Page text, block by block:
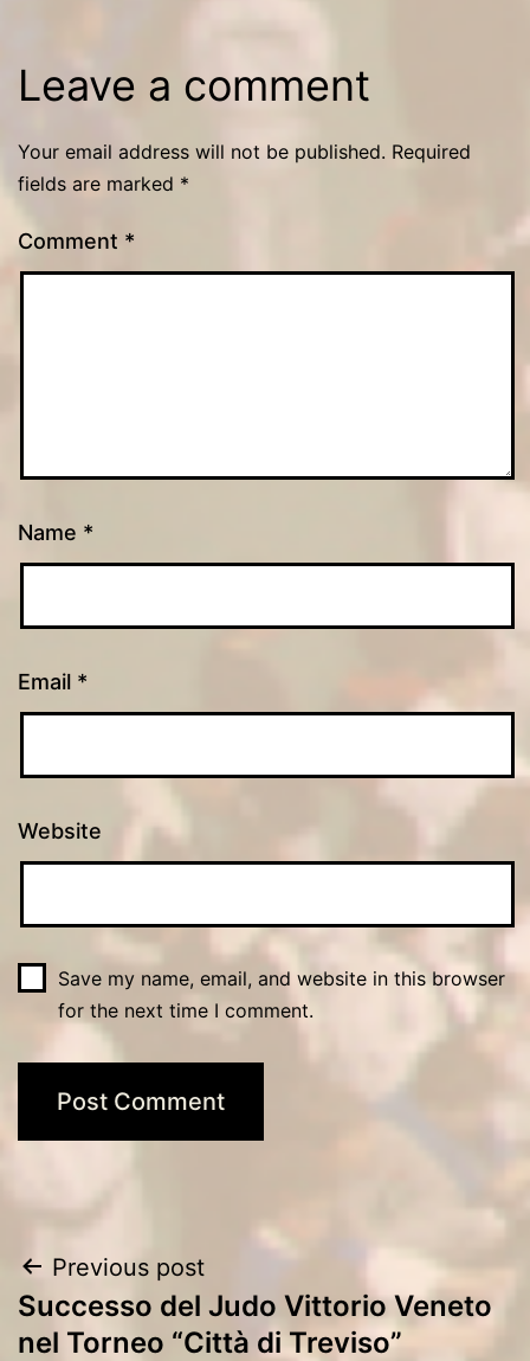
Leave a comment
Your email address will not be published. Required
fields are marked *
Comment *
Name *
Email *
Website
Save my name, email, and website in this browser
for the next time I comment.
Post
navigation
Previous post
Successo del Judo Vittorio Veneto
nel Torneo “Città di Treviso”